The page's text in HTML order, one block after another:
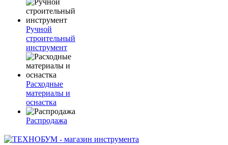
Ручной
строительный
инструмент
Расходные
материалы и
оснастка
Распродажа